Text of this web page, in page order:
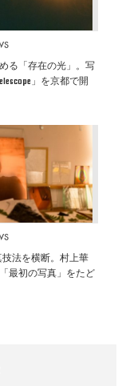
る「存在の光」。写
」を京都で開
技法を横断。村上華
最初の写真」をたど